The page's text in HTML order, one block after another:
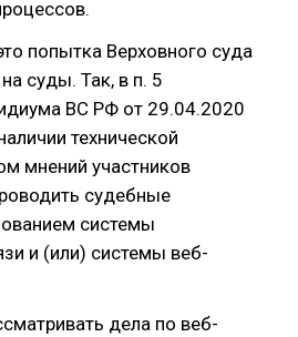
попытка Верховного суда
суды. Так, в п. 5
ВС РФ от 29.04.2020
технической
мнений участников
судебные
системы
и (или) системы веб-
дела по веб-